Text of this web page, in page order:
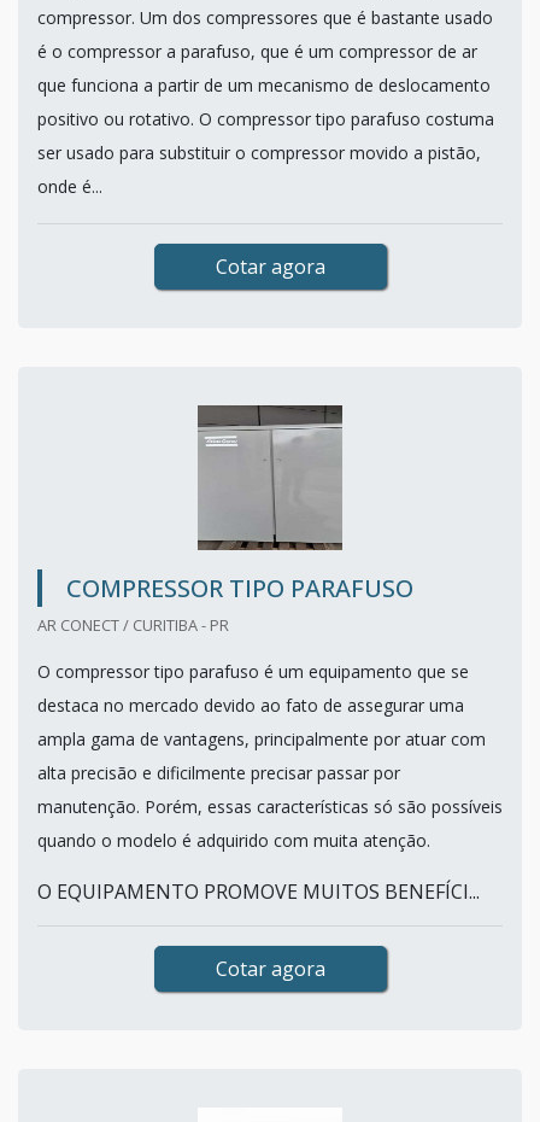
compressor. Um dos compressores que é bastante usado
é o compressor a parafuso, que é um compressor de ar
que funciona a partir de um mecanismo de deslocamento
positivo ou rotativo. O compressor tipo parafuso costuma
ser usado para substituir o compressor movido a pistão,
onde é...
Cotar agora
COMPRESSOR TIPO PARAFUSO
AR CONECT / CURITIBA - PR
O compressor tipo parafuso é um equipamento que se
destaca no mercado devido ao fato de assegurar uma
ampla gama de vantagens, principalmente por atuar com
alta precisão e dificilmente precisar passar por
manutenção. Porém, essas características só são possíveis
quando o modelo é adquirido com muita atenção.
O EQUIPAMENTO PROMOVE MUITOS BENEFÍCI...
Cotar agora